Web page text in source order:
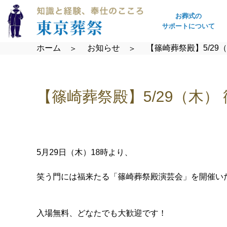
お葬式の
サポートについて
ホーム お知らせ 【篠崎葬祭殿】5/29
【篠崎葬祭殿】5/29（木
5月29日（木）18時より、
笑う門には福来たる「篠崎葬祭殿演芸会」を開催い
入場無料、どなたでも大歓迎です！